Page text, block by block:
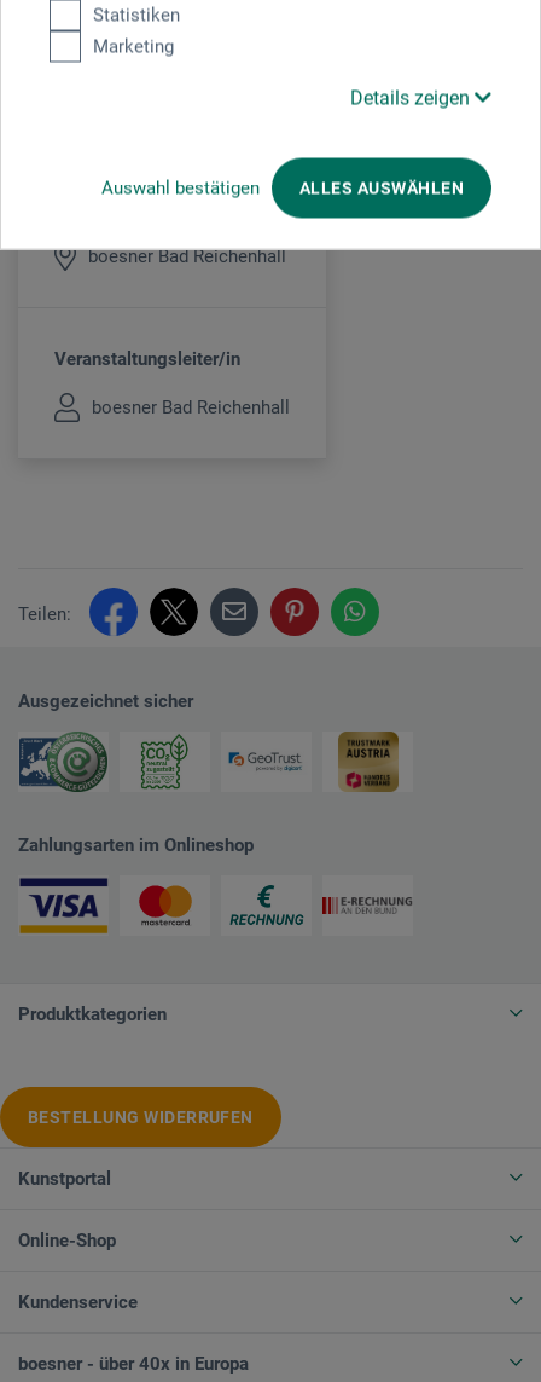
Statistiken
Marketing
Details zeigen
Auswahl bestätigen ALLES AUSWÄHLEN
Veranstaltungsdatum
boesner Bad Reichenhall
Veranstaltungsleiter/in
boesner Bad Reichenhall
Teilen:
Ausgezeichnet sicher
Zahlungsarten im Onlineshop
Produktkategorien
BESTELLUNG WIDERRUFEN
Kunstportal
Online-Shop
Kundenservice
boesner - über 40x in Europa